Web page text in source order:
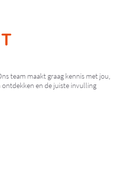
team maakt graag kennis met jou,
en de juiste invulling